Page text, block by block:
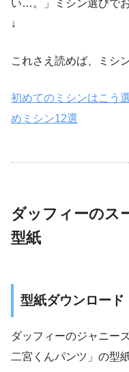
い…。」ミシン選びで
↓
これさえ読めば、ミシ
初めてのミシンはこう
めミシン12選
ダッフィーのス
型紙
型紙ダウンロード
ダッフィーのジャニー
二宮くんパンツ」の型